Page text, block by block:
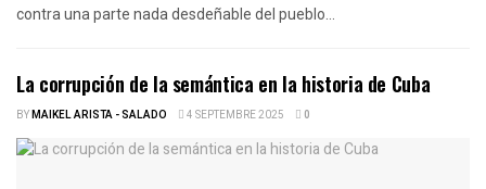
contra una parte nada desdeñable del pueblo...
La corrupción de la semántica en la historia de Cuba
BYMAIKEL ARISTA - SALADO 4 SEPTEMBRE 2025 0